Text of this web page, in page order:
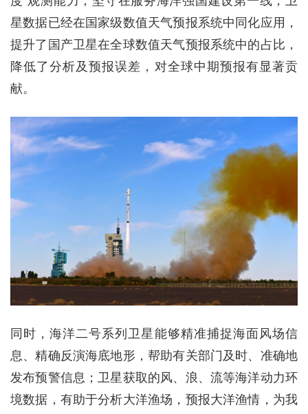
星数据已经在国家级数值天气预报系统中同化应用，
提升了国产卫星在全球数值天气预报系统中的占比，
降低了分析及预报误差，对全球中期预报有显著贡
献。
同时，海洋二号系列卫星能够精准捕捉海面风场信
息、精确反演海底地形，帮助有关部门及时、准确地
发布预警信息；卫星获取的风、浪、流等海洋动力环
境数据，有助于分析大洋渔场，预报大洋渔情，为我